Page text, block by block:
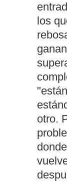
los
otro.